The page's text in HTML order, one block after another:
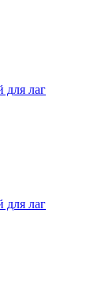
для лаг
для лаг